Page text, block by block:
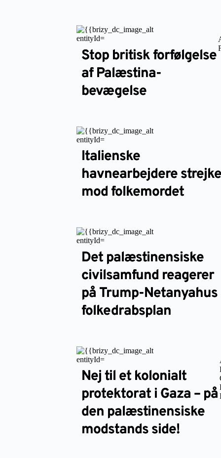
Stop britisk forfølgelse
af Palæstina-
bevægelse
Italienske
havnearbejdere
mod folkemordet
Det palæstinensiske
civilsamfund reagerer
på Trump-Netanyahus
folkedrabsplan
Nej til et kolonialt
protektorat i Gaza – på
den palæstinensiske
modstands side!